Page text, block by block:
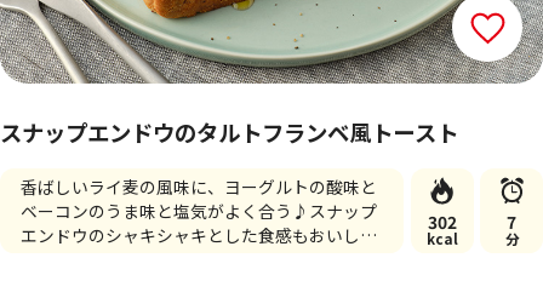
スナップエンドウのタルトフランベ風トースト
香ばしいライ麦の風味に、ヨーグルトの酸味と
ベーコンのうま味と塩気がよく合う♪スナップ
エンドウのシャキシャキとした食感もおいしい
302
kcal
7
分